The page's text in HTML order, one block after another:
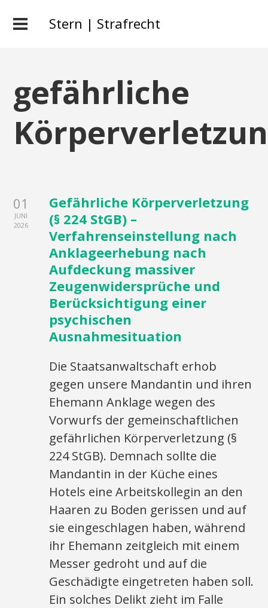
Stern | Strafrecht
gefährliche
01
JUNI
2026
Gefährliche Körperverletzung
(§ 224 StGB) –
Verfahrenseinstellung nach
Anklageerhebung nach
Aufdeckung massiver
Zeugenwidersprüche und
Berücksichtigung einer
psychischen
Ausnahmesituation
Die Staatsanwaltschaft erhob
gegen unsere Mandantin und ihren
Ehemann Anklage wegen des
Vorwurfs der gemeinschaftlichen
gefährlichen Körperverletzung (§
224 StGB). Demnach sollte die
Mandantin in der Küche eines
Hotels eine Arbeitskollegin an den
Haaren zu Boden gerissen und auf
sie eingeschlagen haben, während
ihr Ehemann zeitgleich mit einem
Messer gedroht und auf die
Geschädigte eingetreten haben soll.
Ein solches Delikt zieht im Falle